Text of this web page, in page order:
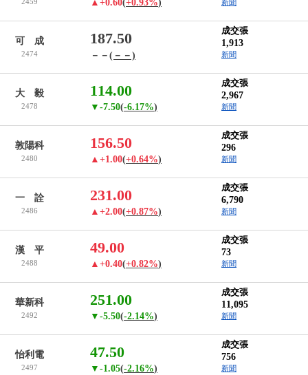
▲+0.60(+0.93%) 新聞
可 成
2474
187.50
－－ (－－)
成交張
1,913
新聞
大 毅
2478
114.00
▼-7.50(-6.17%)
成交張
2,967
新聞
敦陽科
2480
156.50
▲+1.00(+0.64%)
成交張
296
新聞
一 詮
2486
231.00
▲+2.00(+0.87%)
成交張
6,790
新聞
漢 平
2488
49.00
▲+0.40(+0.82%)
成交張
73
新聞
華新科
2492
251.00
▼-5.50(-2.14%)
成交張
11,095
新聞
怡利電
2497
47.50
▼-1.05(-2.16%)
成交張
756
新聞